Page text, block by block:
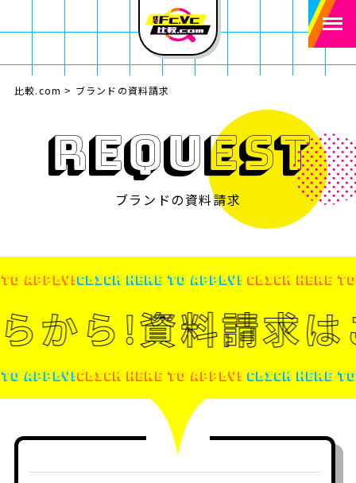
比較.com > ブランドの資料請求
REQUEST
ブランドの資料請求
から!資料請求
TO APPLY!CLICK HERE TO APPLY! CLICK HERE
TO APPLY!CLICK HERE TO APPLY! CLICK HERE